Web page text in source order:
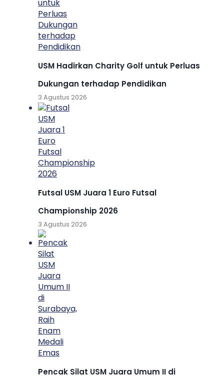
USM Hadirkan Charity Golf untuk Perluas
Dukungan terhadap Pendidikan
3 Agustus 2026
Futsal USM Juara 1 Euro Futsal
Championship 2026
3 Agustus 2026
Pencak Silat USM Juara Umum II di